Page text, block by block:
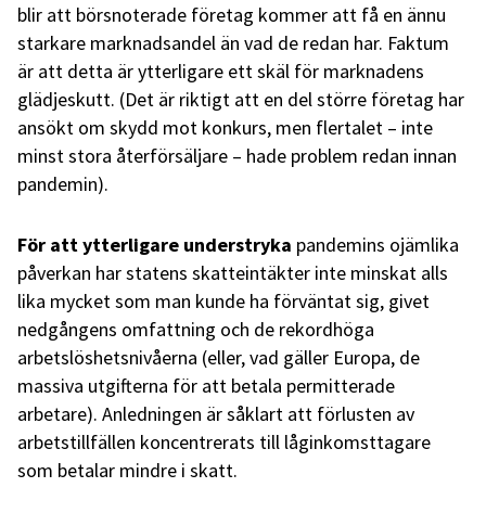
blir att börsnoterade företag kommer att få en ännu
starkare marknadsandel än vad de redan har. Faktum
är att detta är ytterligare ett skäl för marknadens
glädjeskutt. (Det är riktigt att en del större företag har
ansökt om skydd mot konkurs, men flertalet – inte
minst stora återförsäljare – hade problem redan innan
pandemin).
För att ytterligare understryka pandemins ojämlika
påverkan har statens skatteintäkter inte minskat alls
lika mycket som man kunde ha förväntat sig, givet
nedgångens omfattning och de rekordhöga
arbetslöshetsnivåerna (eller, vad gäller Europa, de
massiva utgifterna för att betala permitterade
arbetare). Anledningen är såklart att förlusten av
arbetstillfällen koncentrerats till låginkomsttagare
som betalar mindre i skatt.